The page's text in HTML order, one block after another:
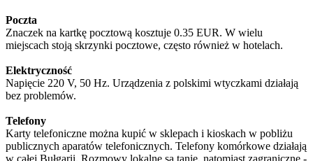
Poczta
Znaczek na kartkę pocztową kosztuje 0.35 EUR. W wielu
miejscach stoją skrzynki pocztowe, często również w hotelach.
Elektryczność
Napięcie 220 V, 50 Hz. Urządzenia z polskimi wtyczkami działają
bez problemów.
Telefony
Karty telefoniczne można kupić w sklepach i kioskach w pobliżu
publicznych aparatów telefonicznych. Telefony komórkowe działają
w całej Bułgarii. Rozmowy lokalne są tanie, natomiast zagraniczne -